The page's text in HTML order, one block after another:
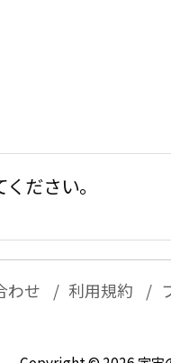
ださい。
わせ 利用規約